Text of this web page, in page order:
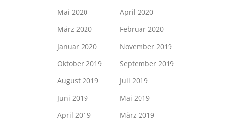
Mai 2020
April 2020
März 2020
Februar 2020
Januar 2020
November 2019
Oktober 2019
September 2019
August 2019
Juli 2019
Juni 2019
Mai 2019
April 2019
März 2019